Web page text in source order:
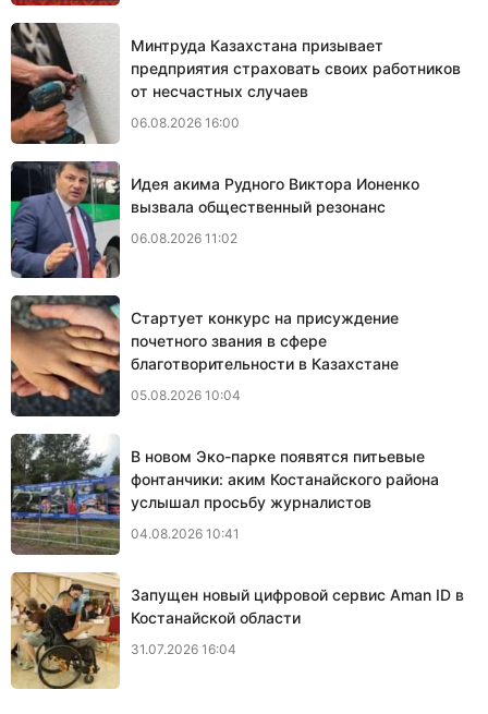
Минтруда Казахстана призывает
предприятия страховать своих работников
от несчастных случаев
06.08.2026 16:00
Идея акима Рудного Виктора Ионенко
вызвала общественный резонанс
06.08.2026 11:02
Стартует конкурс на присуждение
почетного звания в сфере
благотворительности в Казахстане
05.08.2026 10:04
В новом Эко-парке появятся питьевые
фонтанчики: аким Костанайского района
услышал просьбу журналистов
04.08.2026 10:41
Запущен новый цифровой сервис Aman ID в
Костанайской области
31.07.2026 16:04